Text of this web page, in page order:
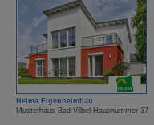
Helma Eigenheimbau
Musterhaus Bad Vilbel Hausnummer 37